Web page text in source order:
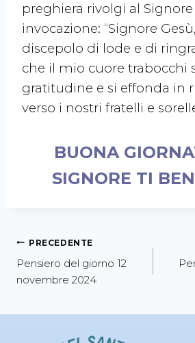
preghiera rivolgi al
invocazione: “Signore
discepolo di lode e di
che il mio cuore trabocchi
gratitudine e si effonda in
verso i nostri fratelli e
BUONA
SIGNORE TI
PRECEDENTE
Pensiero del giorno 12
novembre 2024